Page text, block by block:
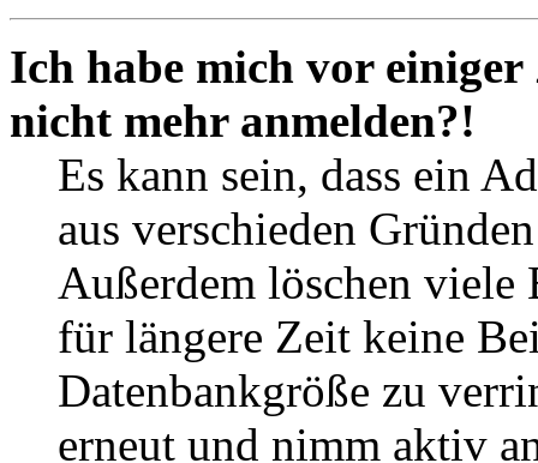
Ich habe mich vor
nicht mehr anmelden?!
Es kann sein, dass ein
aus verschieden
Außerdem löschen viele
für längere Zeit keine
Datenbankgröße zu
erneut und nimm aktiv